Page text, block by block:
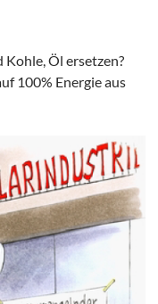
Kohle, Öl ersetzen?
100% Energie aus